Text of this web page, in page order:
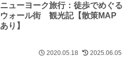
ニューヨーク旅行：徒歩でめぐる
ウォール街 観光記【散策MAP
あり】
2020.05.18 2025.06.05